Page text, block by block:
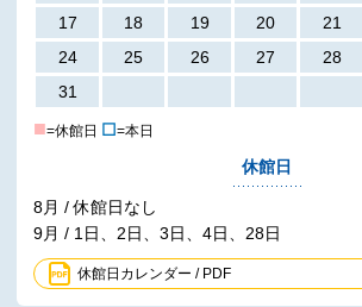
17
18 19 20 21
24
25 26 27 28
31
■=休館日 ☐=本日
休館日
8月 / 休館日なし
9月 / 1日、2日、3日、4日、28日
休館日カレンダー / PDF